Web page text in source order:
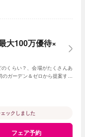
大100万優待×
くらい？、会場がたくさんあ
ガーデン＆ゼロから提案する
ックしました
フェア予約